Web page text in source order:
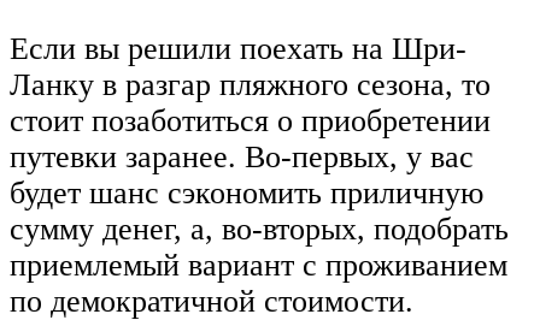
Если вы решили поехать на Шри-
Ланку в разгар пляжного сезона, то
стоит позаботиться о приобретении
путевки заранее. Во-первых, у вас
будет шанс сэкономить приличную
сумму денег, а, во-вторых, подобрать
приемлемый вариант с проживанием
по демократичной стоимости.